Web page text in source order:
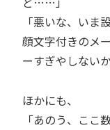
「悪いな、いま
顔文字付きのメ
ーすぎやしない
ほかにも、
「あのう、ここ